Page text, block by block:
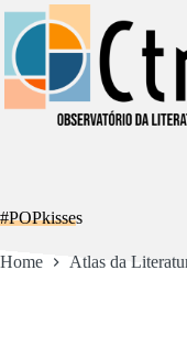
Pular
para
conteúdo
#POPkisses
Home Atlas da